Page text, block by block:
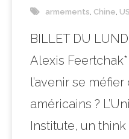
armements Chine
BILLET DU
Alexis
l’avenir se
américains ?
Institute, un think